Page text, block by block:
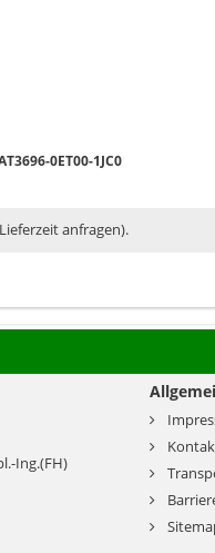
0ET00-1JC0
anfragen).
Ing.(FH)